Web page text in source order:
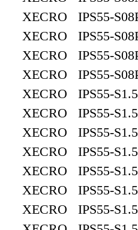
XECRO IPS55-
XECRO IPS55-
XECRO IPS55-
XECRO IPS55-
XECRO IPS55-
XECRO IPS55-
XECRO IPS55-
XECRO IPS55-
XECRO IPS55-
XECRO IPS55-
XECRO IPS55-